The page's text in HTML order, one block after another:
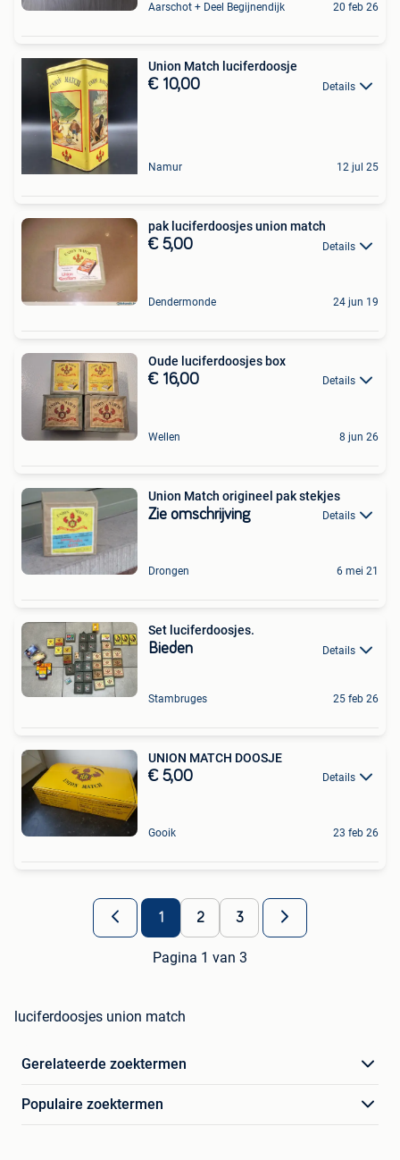
Aarschot + Deel Begijnendijk 20 feb 26
Union Match luciferdoosje
€ 10,00 Details
Namur 12 jul 25
pak luciferdoosjes union match
€ 5,00 Details
Dendermonde 24 jun 19
Oude luciferdoosjes box
€ 16,00 Details
Wellen 8 jun 26
Union Match origineel pak stekjes
Zie omschrijving Details
Drongen 6 mei 21
Set luciferdoosjes.
Bieden Details
Stambruges 25 feb 26
UNION MATCH DOOSJE
€ 5,00 Details
Gooik 23 feb 26
1 2 3
Pagina 1 van 3
luciferdoosjes union match
Gerelateerde zoektermen
Populaire zoektermen